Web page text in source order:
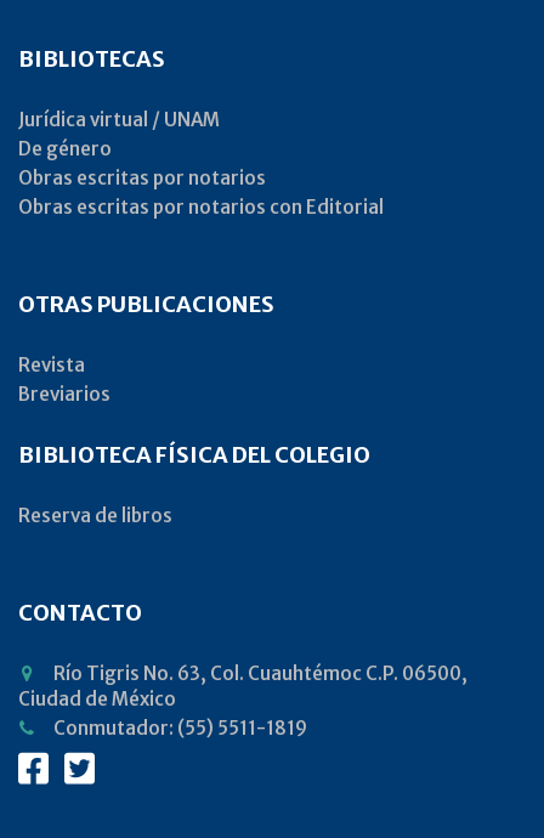
BIBLIOTECAS
Jurídica virtual / UNAM
De género
Obras escritas por notarios
Obras escritas por notarios con Editorial
OTRAS PUBLICACIONES
Revista
Breviarios
BIBLIOTECA FÍSICA DEL COLEGIO
Reserva de libros
CONTACTO
Río Tigris No. 63, Col. Cuauhtémoc C.P. 06500,
Ciudad de México
Conmutador: (55) 5511-1819